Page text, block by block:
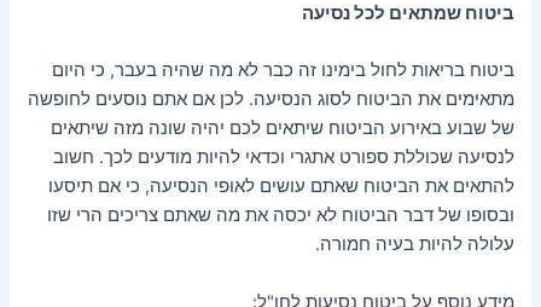
ביטוח שמתאים לכל נסיעה
ביטוח בריאות לחול בימינו זה כבר לא מה שהיה בעבר, כי היום
מתאימים את הביטוח לסוג הנסיעה. לכן אם אתם נוסעים לחופשה
של שבוע באירוע הביטוח שיתאים לכם יהיה שונה מזה שיתאים
לנסיעה שכוללת ספורט אתגרי וכדאי להיות מודעים לכך. חשוב
להתאים את הביטוח שאתם עושים לאופי הנסיעה, כי אם תיסעו
ובסופו של דבר הביטוח לא יכסה את מה שאתם צריכים הרי שזו
עלולה להיות בעיה חמורה.
מידע נוסף על ביטוח נסיעות לחו"ל: